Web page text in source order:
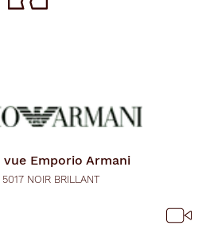
vue Emporio Armani
NOIR BRILLANT